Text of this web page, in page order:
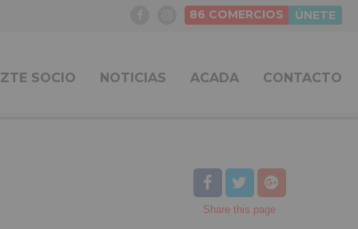
86 COMERCIOS ÚNETE
SOCIO NOTICIAS ACADA CONTACTO
Share this page